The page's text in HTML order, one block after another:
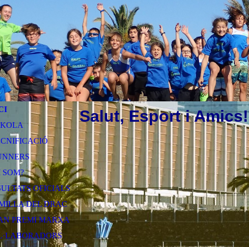
SOM?
OFICIALS
DEL DRAC
PREMI MARXA
Salut, Esport i Amics!